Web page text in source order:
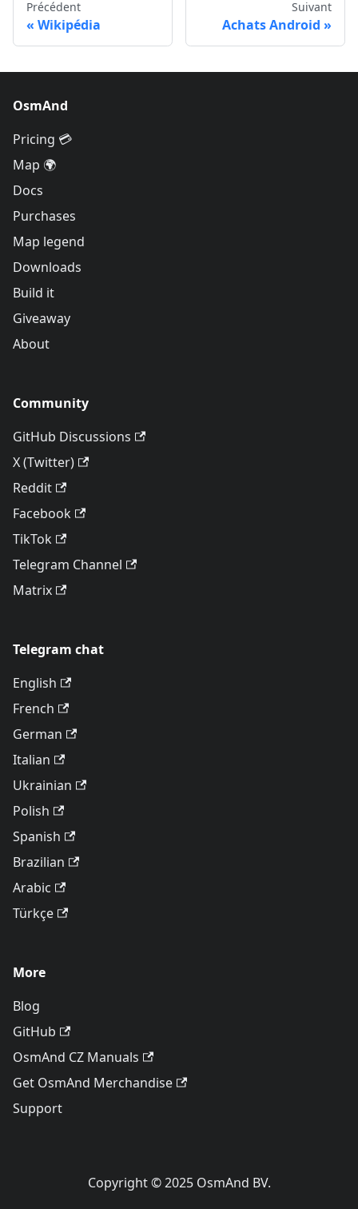
Précédent
Wikipédia
Suivant
Achats Android
OsmAnd
Pricing 💳
Map 🌍
Docs
Purchases
Map legend
Downloads
Build it
Giveaway
About
Community
GitHub Discussions
X (Twitter)
Reddit
Facebook
TikTok
Telegram Channel
Matrix
Telegram chat
English
French
German
Italian
Ukrainian
Polish
Spanish
Brazilian
Arabic
Türkçe
More
Blog
GitHub
OsmAnd CZ Manuals
Get OsmAnd Merchandise
Support
Copyright © 2025 OsmAnd BV.